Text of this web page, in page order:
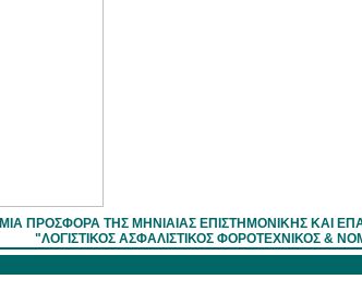
ΜΙΑ ΠΡΟΣΦΟΡΑ ΤΗΣ ΜΗΝΙΑΙΑΣ ΕΠΙΣΤΗΜOΝΙΚΗΣ ΚΑΙ
"ΛΟΓΙΣΤΙΚΟΣ ΑΣΦΑΛΙΣΤΙΚΟΣ ΦΟΡΟΤΕΧΝΙΚΟΣ &